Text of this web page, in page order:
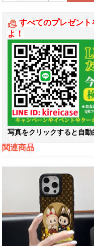
すべてのプレゼン
よ！
写真をクリックすると自
関連商品